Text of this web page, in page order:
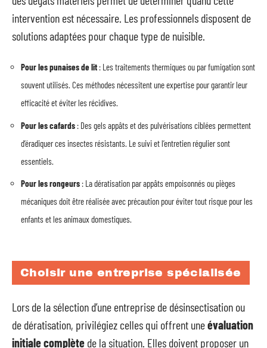
intervention est nécessaire. Les professionnels disposent de
solutions adaptées pour chaque type de nuisible.
Pour les punaises de lit : Les traitements thermiques ou par fumigation sont
souvent utilisés. Ces méthodes nécessitent une expertise pour garantir leur
efficacité et éviter les récidives.
Pour les cafards : Des gels appâts et des pulvérisations ciblées permettent
d’éradiquer ces insectes résistants. Le suivi et l’entretien régulier sont
essentiels.
Pour les rongeurs : La dératisation par appâts empoisonnés ou pièges
mécaniques doit être réalisée avec précaution pour éviter tout risque pour les
enfants et les animaux domestiques.
Choisir une entreprise spécialisée
Lors de la sélection d’une entreprise de désinsectisation ou
de dératisation, privilégiez celles qui offrent uneévaluation
initiale complète de la situation. Elles doivent proposer un